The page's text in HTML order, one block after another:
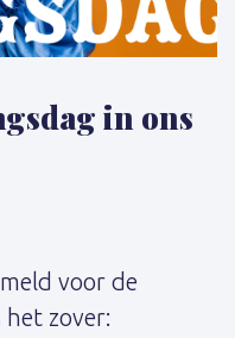
in ons
voor de
het zover: